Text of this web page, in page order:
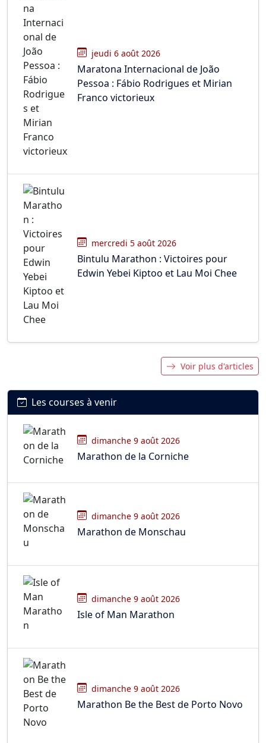
jeudi 6 août 2026
Maratona Internacional de João
Pessoa : Fábio Rodrigues et Mirian
Franco victorieux
mercredi 5 août 2026
Bintulu Marathon : Victoires pour
Edwin Yebei Kiptoo et Lau Moi Chee
Voir plus d'articles
Les courses à venir
dimanche 9 août 2026
Marathon de la Corniche
dimanche 9 août 2026
Marathon de Monschau
dimanche 9 août 2026
Isle of Man Marathon
dimanche 9 août 2026
Marathon Be the Best de Porto Novo